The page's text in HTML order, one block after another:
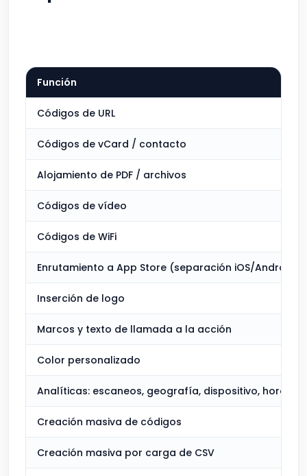
Función
Códigos de URL
Códigos de vCard / contacto
Alojamiento de PDF / archivos
Códigos de vídeo
Códigos de WiFi
Enrutamiento a App Store (separación iOS/Android)
Inserción de logo
Marcos y texto de llamada a la acción
Color personalizado
Analíticas: escaneos, geografía, dispositivo, hora
Creación masiva de códigos
Creación masiva por carga de CSV